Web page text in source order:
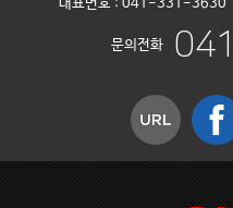
대표번호 : 041-331-3630
문의전화